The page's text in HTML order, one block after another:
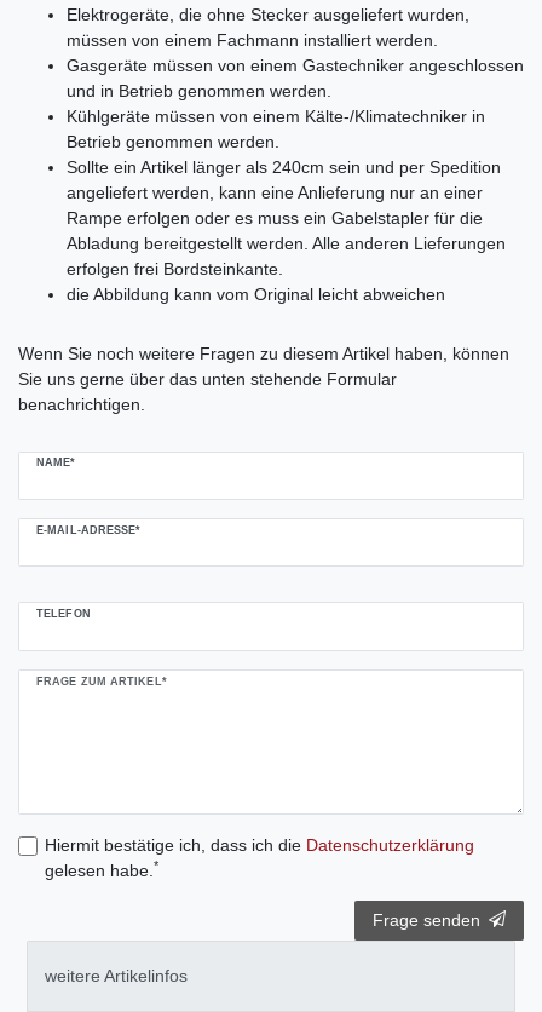
Elektrogeräte, die ohne Stecker ausgeliefert wurden,
müssen von einem Fachmann installiert werden.
Gasgeräte müssen von einem Gastechniker angeschlossen
und in Betrieb genommen werden.
Kühlgeräte müssen von einem Kälte-/Klimatechniker in
Betrieb genommen werden.
Sollte ein Artikel länger als 240cm sein und per Spedition
angeliefert werden, kann eine Anlieferung nur an einer
Rampe erfolgen oder es muss ein Gabelstapler für die
Abladung bereitgestellt werden. Alle anderen Lieferungen
erfolgen frei Bordsteinkante.
die Abbildung kann vom Original leicht abweichen
Wenn Sie noch weitere Fragen zu diesem Artikel haben, können
Sie uns gerne über das unten stehende Formular
benachrichtigen.
NAME*
E-MAIL-ADRESSE*
TELEFON
FRAGE ZUM ARTIKEL*
Hiermit bestätige ich, dass ich die Daten­schutz­erklärung
gelesen habe. *
Frage senden
weitere Artikelinfos